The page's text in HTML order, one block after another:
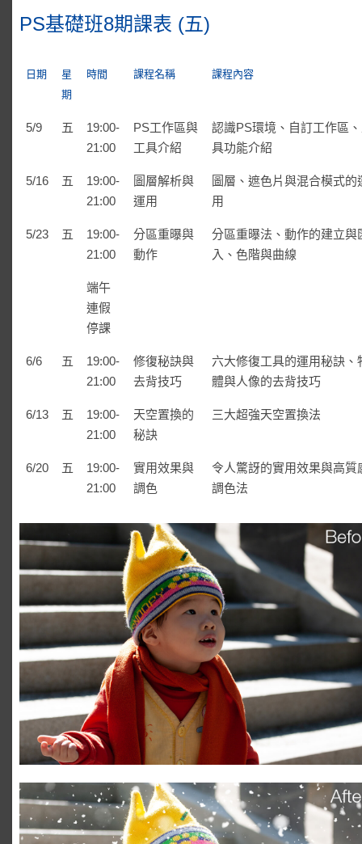
PS基礎班8期課表 (五)
日期
星
期
時間 課程名稱 課程內容
5/9 五
19:00-
21:00
PS工作區與
工具介紹
認識PS環境、自訂工作區
具功能介紹
5/16 五
19:00-
21:00
圖層解析與
運用
圖層、遮色片與混合模式的
用
5/23 五
19:00-
21:00
分區重曝與
動作
分區重曝法、動作的建立與
入、色階與曲線
端午
連假
停課
6/6 五
19:00-
21:00
修復秘訣與
去背技巧
六大修復工具的運用秘訣、
體與人像的去背技巧
6/13 五
19:00-
21:00
天空置換的
秘訣
三大超強天空置換法
6/20 五
19:00-
21:00
實用效果與
調色
令人驚訝的實用效果與高質
調色法